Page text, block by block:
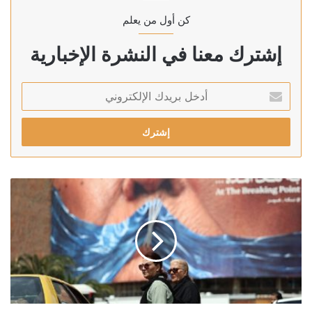
كن أول من يعلم
إشترك معنا في النشرة الإخبارية
بريدك
الإلكتروني